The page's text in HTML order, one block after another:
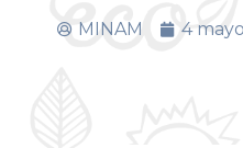
MINAM 4